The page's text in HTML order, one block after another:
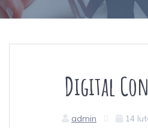
Digital
admin 14